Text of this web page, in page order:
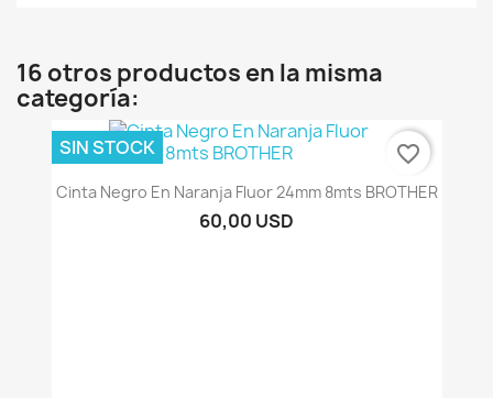
16 otros productos en la misma
categoría:
Cinta Negro En Naranja Fluor 24mm 8mts BROTHER
60,00 USD
SIN STOCK favorite_border